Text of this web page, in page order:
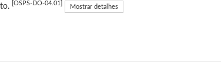
[OSPS-DO-04.01] Mostrar detalhes